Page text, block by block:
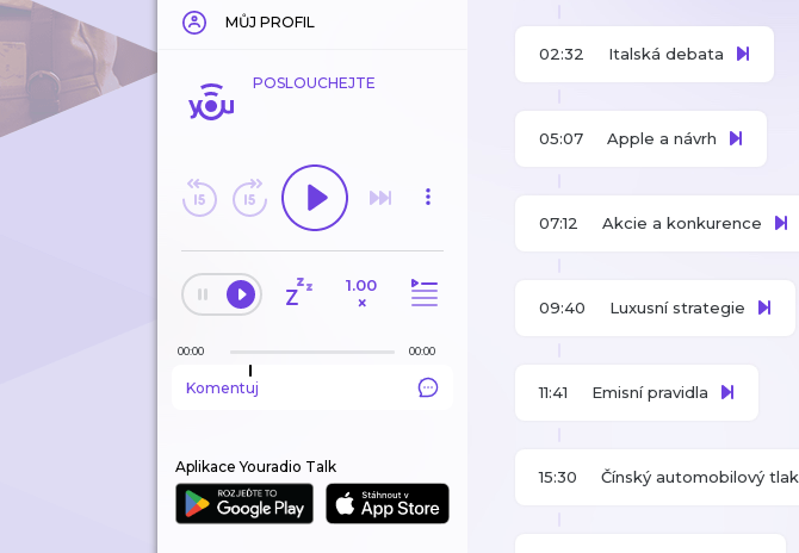
MŮJ PROFIL
POSLOUCHEJTE
1.00
×
00:00 00:00
Komentuj
Aplikace Youradio Talk
02:32 Italská debata
05:07 Apple a návrh
07:12 Akcie a konkurence
09:40 Luxusní strategie
11:41 Emisní pravidla
15:30 Čínský automobilový tlak